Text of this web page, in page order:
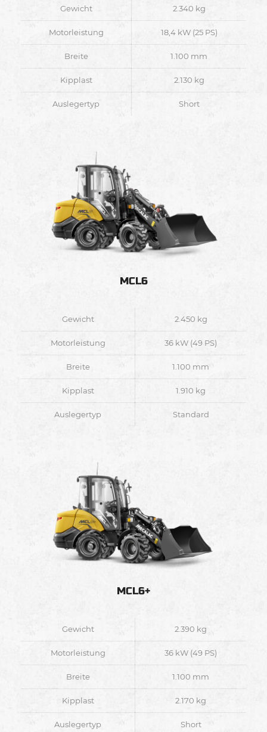
Gewicht 2.340 kg
Motorleistung 18,4 kW (25 PS)
Breite 1.100 mm
Kipplast 2.130 kg
Auslegertyp Short
MCL6
Gewicht 2.450 kg
Motorleistung 36 kW (49 PS)
Breite 1.100 mm
Kipplast 1.910 kg
Auslegertyp Standard
MCL6+
Gewicht 2.390 kg
Motorleistung 36 kW (49 PS)
Breite 1.100 mm
Kipplast 2.170 kg
Auslegertyp Short